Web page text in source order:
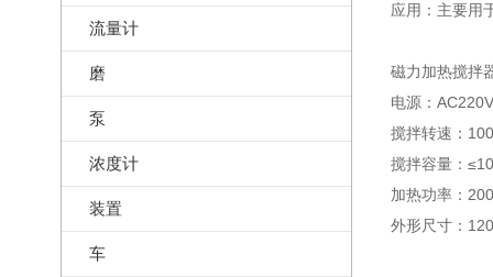
流量计
磨
泵
浓度计
装置
车
应用：主要用
磁力加热搅拌
电源：
搅拌转速：
搅拌容量：
加热功率：
外形尺寸：